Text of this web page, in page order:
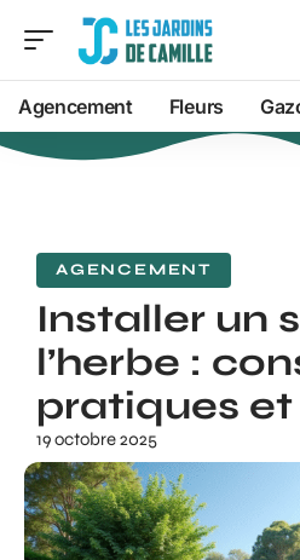
Agencement Fleurs
AGENCEMENT
Installer un
l’herbe :
pratiques
19 octobre 2025